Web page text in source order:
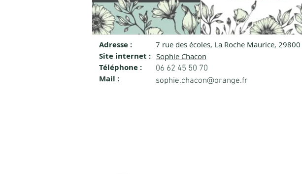
Visitenkarte Sophie Chacun, Sophrologin,
Heilpraktikerin, Reflexologin
Sophie Chacun, Sophrologin, Heilpraktikerin, Reflexologin
Adresse :
Site internet :
Téléphone :
Mail :
7 rue des écoles, La Roche Maurice, 29800
06 62 45 50 70
sophie.chacon@orange.fr
Sophie Chacon